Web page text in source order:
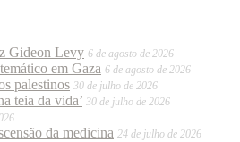
Gideon Levy 6 de agosto de 2026
em Gaza 6 de agosto de 2026
palestinos 30 de julho de 2026
teia da vida’ 30 de julho de 2026
da medicina 24 de julho de 2026